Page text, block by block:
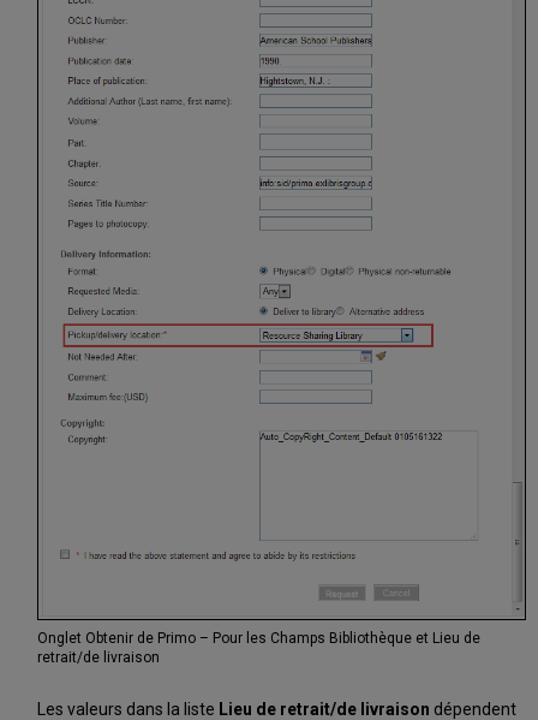
Onglet Obtenir de Primo – Pour les Champs Bibliothèque et Lieu de
retrait/de livraison
Les valeurs dans la liste Lieu de retrait/de livraison dépendent